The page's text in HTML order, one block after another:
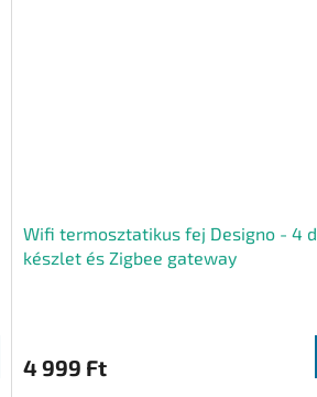
Wifi termosztatikus fej Designo - 4
készlet és Zigbee gateway
4 999 Ft